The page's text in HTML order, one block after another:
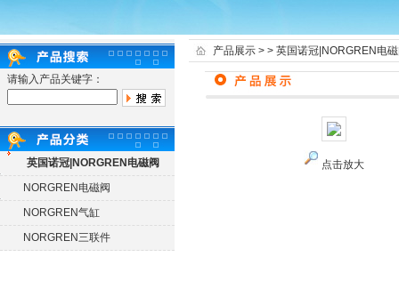
请输入产品关键字：
英国诺冠|NORGREN电磁阀
NORGREN电磁阀
NORGREN气缸
NORGREN三联件
产品展示 > > 英国诺冠|NORGREN电
点击放大